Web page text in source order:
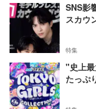
SNS影
スカウ
特集
"史上
たっぷ